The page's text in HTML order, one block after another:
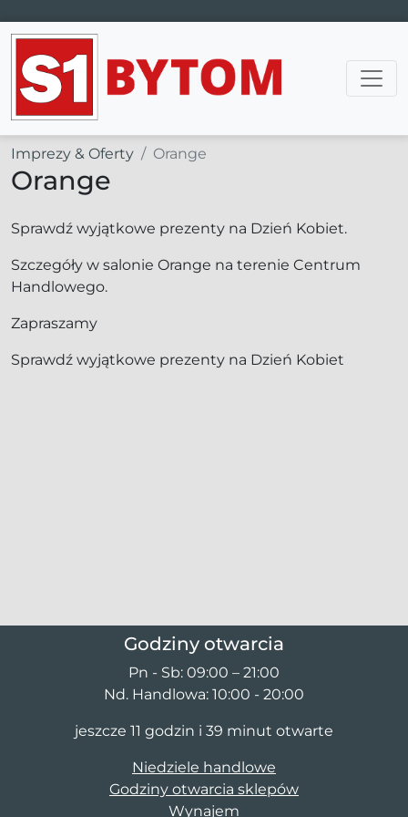
Main Navigation
Imprezy & Oferty Orange
Orange
Sprawdź wyjątkowe prezenty na Dzień Kobiet.
Szczegóły w salonie Orange na terenie Centrum
Handlowego.
Zapraszamy
Sprawdź wyjątkowe prezenty na Dzień Kobiet
Godziny otwarcia
Pn - Sb: 09:00 – 21:00
Nd. Handlowa: 10:00 - 20:00
jeszcze 11 godzin i 39 minut otwarte
Niedziele handlowe
Godziny otwarcia sklepów
Wynajem